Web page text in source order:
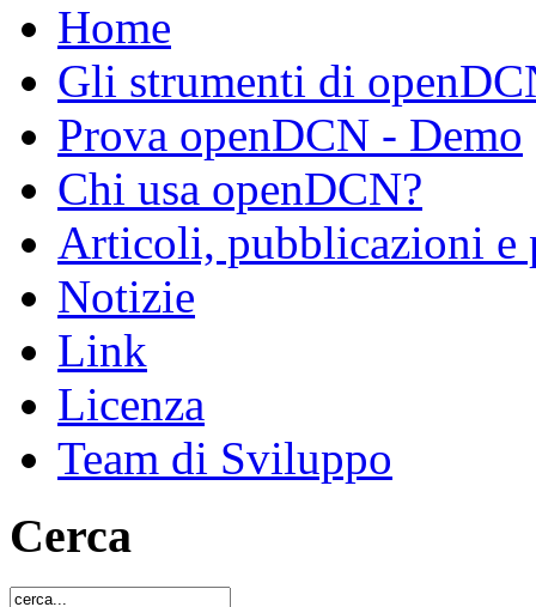
Home
Gli strumenti di
Prova openDCN - Demo
Chi usa openDCN?
Articoli, pubblicazioni e
Notizie
Link
Licenza
Team di Sviluppo
Cerca